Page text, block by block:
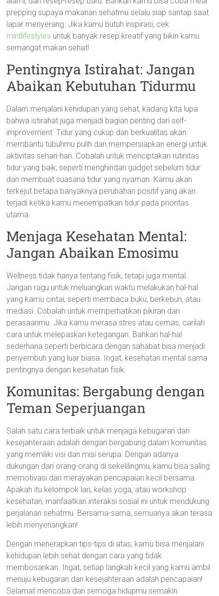
prepping supaya makanan sehatmu selalu siap santap saat
lapar menyerang. Jika kamu butuh inspirasi, cek
mintlifestyles untuk banyak resep kreatif yang bikin kamu
semangat makan sehat!
Pentingnya Istirahat: Jangan
Abaikan Kebutuhan Tidurmu
Dalam menjalani kehidupan yang sehat, kadang kita lupa
bahwa istirahat juga menjadi bagian penting dari self-
improvement. Tidur yang cukup dan berkualitas akan
membantu tubuhmu pulih dan mempersiapkan energi untuk
aktivitas sehari-hari. Cobalah untuk menciptakan rutinitas
tidur yang baik, seperti menghindari gadget sebelum tidur
dan membuat suasana tidur yang nyaman. Kamu akan
terkejut betapa banyaknya perubahan positif yang akan
terjadi ketika kamu menempatkan tidur pada prioritas
utama.
Menjaga Kesehatan Mental:
Jangan Abaikan Emosimu
Wellness tidak hanya tentang fisik, tetapi juga mental.
Jangan ragu untuk meluangkan waktu melakukan hal-hal
yang kamu cintai, seperti membaca buku, berkebun, atau
mediasi. Cobalah untuk memperhatikan pikiran dan
perasaanmu. Jika kamu merasa stres atau cemas, carilah
cara untuk melepaskan ketegangan. Bahkan hal-hal
sederhana seperti berbicara dengan sahabat bisa menjadi
penyembuh yang luar biasa. Ingat, kesehatan mental sama
pentingnya dengan kesehatan fisik.
Komunitas: Bergabung dengan
Teman Seperjuangan
Salah satu cara terbaik untuk menjaga kebugaran dan
kesejahteraan adalah dengan bergabung dalam komunitas
yang memiliki visi dan misi serupa. Dengan adanya
dukungan dari orang-orang di sekelilingmu, kamu bisa saling
memotivasi dan merayakan pencapaian kecil bersama.
Apakah itu kelompok lari, kelas yoga, atau workshop
kesehatan, manfaatkan interaksi sosial ini untuk mendukung
perjalanan sehatmu. Bersama-sama, semuanya akan terasa
lebih menyenangkan!
Dengan menerapkan tips-tips di atas, kamu bisa menjalani
kehidupan lebih sehat dengan cara yang tidak
membosankan. Ingat, setiap langkah kecil yang kamu ambil
menuju kebugaran dan kesejahteraan adalah pencapaian!
Selamat mencoba dan semoga hidupmu semakin